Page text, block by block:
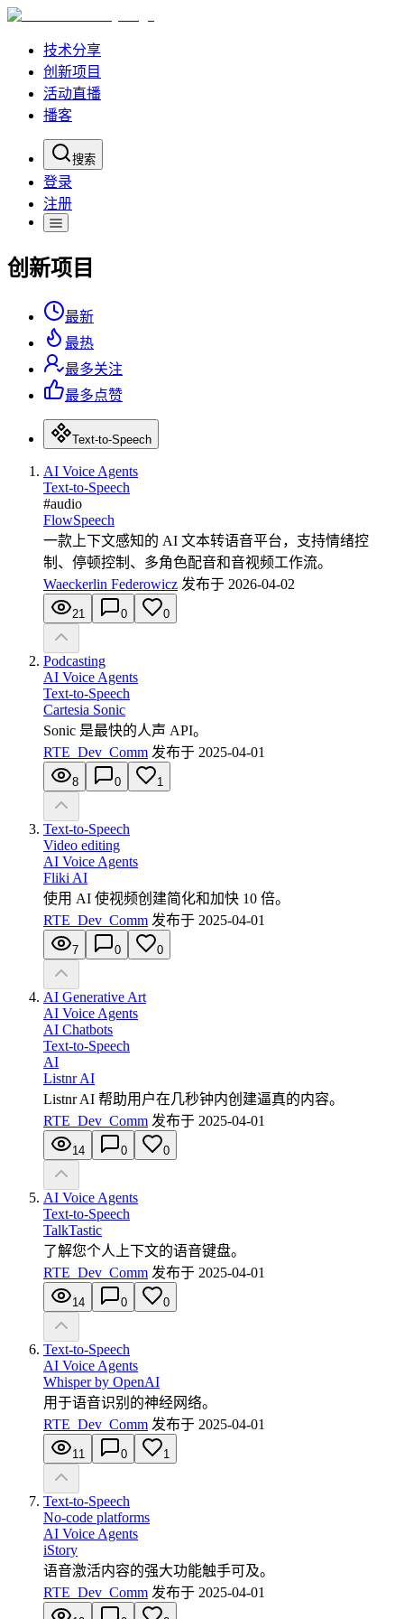
技术分享
创新项目
活动直播
播客
搜索
登录
注册
创新项目
最新
最热
最多关注
最多点赞
Text-to-Speech
AI Voice Agents
Text-to-Speech
#audio
FlowSpeech
一款上下文感知的 AI 文本转语音平台，支持情绪控
制、停顿控制、多角色配音和音视频工作流。
Waeckerlin Federowicz 发布于 2026-04-02
21 0 0
Podcasting
AI Voice Agents
Text-to-Speech
Cartesia Sonic
Sonic 是最快的人声 API。
RTE_Dev_Comm 发布于 2025-04-01
8 0 1
Text-to-Speech
Video editing
AI Voice Agents
Fliki AI
使用 AI 使视频创建简化和加快 10 倍。
RTE_Dev_Comm 发布于 2025-04-01
7 0 0
AI Generative Art
AI Voice Agents
AI Chatbots
Text-to-Speech
AI
Listnr AI
Listnr AI 帮助用户在几秒钟内创建逼真的内容。
RTE_Dev_Comm 发布于 2025-04-01
14 0 0
AI Voice Agents
Text-to-Speech
TalkTastic
了解您个人上下文的语音键盘。
RTE_Dev_Comm 发布于 2025-04-01
14 0 0
Text-to-Speech
AI Voice Agents
Whisper by OpenAI
用于语音识别的神经网络。
RTE_Dev_Comm 发布于 2025-04-01
11 0 1
Text-to-Speech
No-code platforms
AI Voice Agents
iStory
语音激活内容的强大功能触手可及。
RTE_Dev_Comm 发布于 2025-04-01